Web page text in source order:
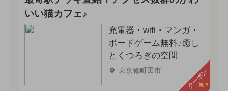
いい猫カフェ♪
充電器・wifi・マンガ・
ボードゲーム無料♪癒し
とくつろぎの空間
東京都町田市 クーポン